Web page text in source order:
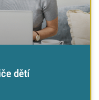
dětí